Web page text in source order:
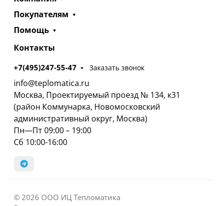
Покупателям
Помощь
Контакты
+7(495)247-55-47 Заказать звонок
info@teplomatica.ru
Москва, Проектируемый проезд № 134, к31
(район Коммунарка, Новомосковский
административный округ, Москва)
Пн—Пт 09:00 – 19:00
Сб 10:00-16:00
© 2026 ООО ИЦ Тепломатика